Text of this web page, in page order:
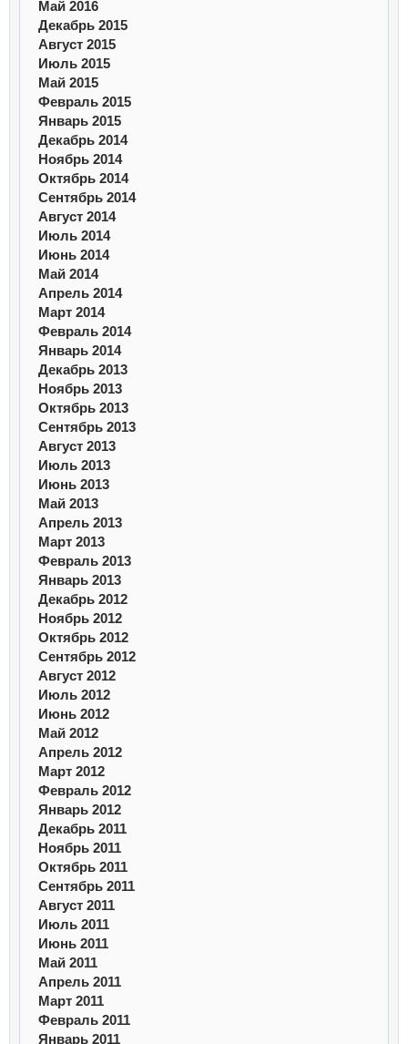
Май 2016
Декабрь 2015
Август 2015
Июль 2015
Май 2015
Февраль 2015
Январь 2015
Декабрь 2014
Ноябрь 2014
Октябрь 2014
Сентябрь 2014
Август 2014
Июль 2014
Июнь 2014
Май 2014
Апрель 2014
Март 2014
Февраль 2014
Январь 2014
Декабрь 2013
Ноябрь 2013
Октябрь 2013
Сентябрь 2013
Август 2013
Июль 2013
Июнь 2013
Май 2013
Апрель 2013
Март 2013
Февраль 2013
Январь 2013
Декабрь 2012
Ноябрь 2012
Октябрь 2012
Сентябрь 2012
Август 2012
Июль 2012
Июнь 2012
Май 2012
Апрель 2012
Март 2012
Февраль 2012
Январь 2012
Декабрь 2011
Ноябрь 2011
Октябрь 2011
Сентябрь 2011
Август 2011
Июль 2011
Июнь 2011
Май 2011
Апрель 2011
Март 2011
Февраль 2011
Январь 2011